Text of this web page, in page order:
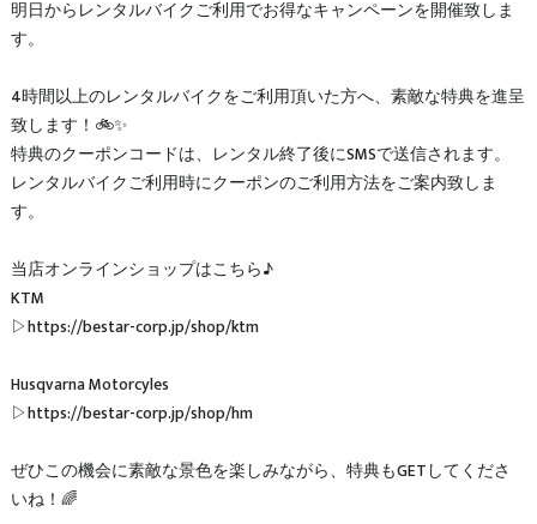
明日からレンタルバイクご利用でお得なキャンペーンを開催致しま
す。
4時間以上のレンタルバイクをご利用頂いた方へ、素敵な特典を進呈
致します！🚲✨
特典のクーポンコードは、レンタル終了後にSMSで送信されます。
レンタルバイクご利用時にクーポンのご利用方法をご案内致しま
す。
当店オンラインショップはこちら♪
KTM
▷https://bestar-corp.jp/shop/ktm
Husqvarna Motorcyles
▷https://bestar-corp.jp/shop/hm
ぜひこの機会に素敵な景色を楽しみながら、特典もGETしてくださ
いね！🌈